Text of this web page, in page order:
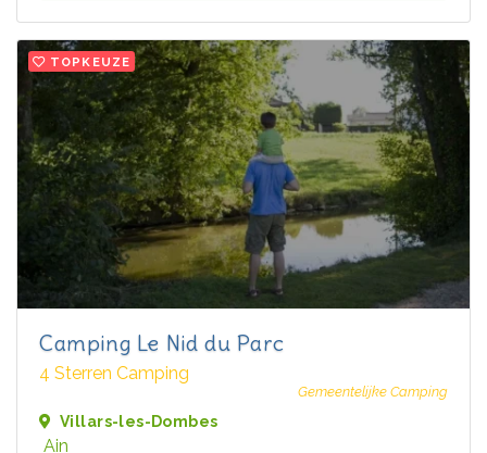
TOPKEUZE
Camping Le Nid du Parc
4 Sterren Camping
Gemeentelijke Camping
Villars-les-Dombes
Ain